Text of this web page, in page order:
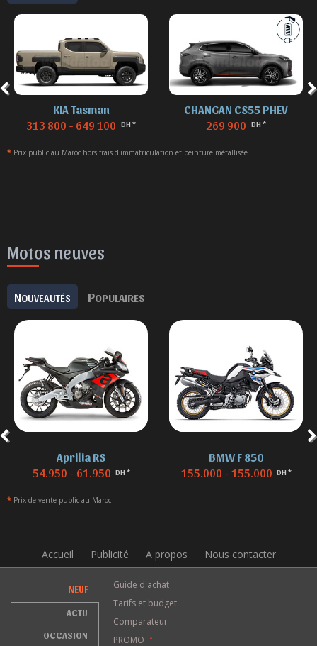
KIA Tasman
313 800 - 649 100 DH *
CHANGAN CS55 PHEV
269 900 DH *
* Prix public au Maroc hors frais d'immatriculation et peinture métallisée
Motos neuves
NOUVEAUTÉS POPULAIRES
Aprilia RS
54.950 - 61.950 DH *
BMW F 850
155.000 - 155.000 DH *
* Prix de vente public au Maroc
Accueil Publicité A propos Nous contacter
NEUF
ACTU
OCCASION
Guide d'achat
Tarifs et budget
Comparateur
PROMO
*